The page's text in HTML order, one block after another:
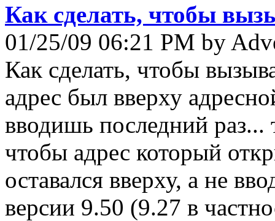
Как сделать, чтобы
01/25/09 06:21 PM by
Как сделать, чтобы
адрес был вверху
вводишь последний раз...
чтобы адрес который
оставался вверху, а не
версии 9.50 (9.27 в